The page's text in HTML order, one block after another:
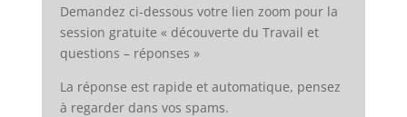
Demandez ci-dessous votre lien zoom pour la
session gratuite « découverte du Travail et
questions – réponses »
La réponse est rapide et automatique, pensez
à regarder dans vos spams.